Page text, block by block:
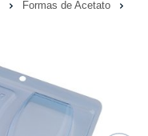
Formas de Acetato